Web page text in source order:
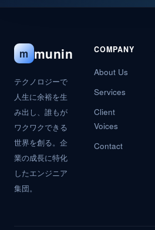
m munin
テクノロジーで
人生に余裕を生
み出し、誰もが
ワクワクできる
世界を創る。企
業の成長に特化
したエンジニア
集団。
COMPANY
About Us
Services
Client
Voices
Contact